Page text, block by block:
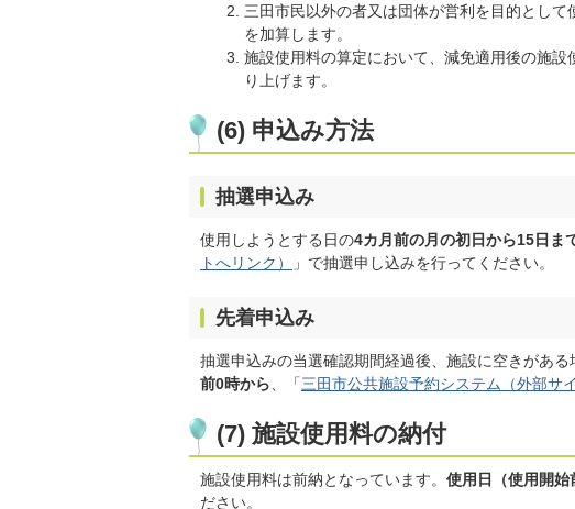
三田市民以外の者又は団体が営利を目的とし
を加算します。
施設使用料の算定において、減免適用後の施
り上げます。
(6) 申込み方法
抽選申込み
使用しようとする日の4カ月前の月の初日から15日ま
トへリンク）
」で抽選申し込みを行ってください。
先着申込み
抽選申込みの当選確認期間経過後、施設に空きがあ
前0時から 、「三田市公共施設予約システム（外部サ
(7) 施設使用料の納付
施設使用料は前納となっています。 使用日（使用開始
ださい。